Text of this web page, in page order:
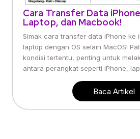
Cara Transfer Data
Laptop, dan Macbook!
Simak cara transfer data iPhone ke
laptop dengan OS selain MacOS!
kondisi tertentu, penting untuk
antara perangkat seperti iPhone,
Baca Artikel